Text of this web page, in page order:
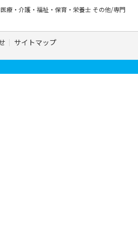
医療・介護・福祉・保育・栄養士 その他/専門
サイトマップ